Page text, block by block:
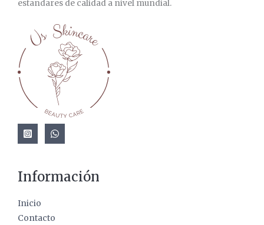
estandares de calidad a nivel mundial.
Información
Inicio
Contacto